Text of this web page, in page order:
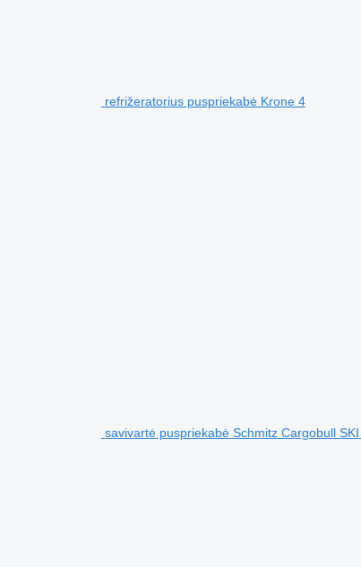
refrižeratorius puspriekabė Krone 4
savivartė puspriekabė Schmitz Cargobull